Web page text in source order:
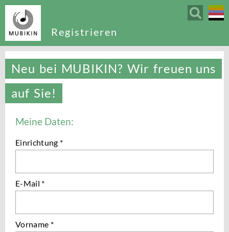
Registrieren
Neu bei MUBIKIN? Wir freuen uns
auf Sie!
Meine Daten:
Einrichtung *
E-Mail *
Vorname *